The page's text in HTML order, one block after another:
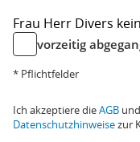
Frau Herr Divers
vorzeitig
* Pflichtfelder
Ich akzeptiere dieAGB
Datenschutzhinweisezur